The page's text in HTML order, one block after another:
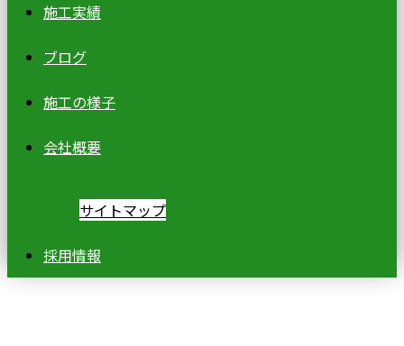
施工実績
ブログ
施工の様子
会社概要
サイトマップ
採用情報